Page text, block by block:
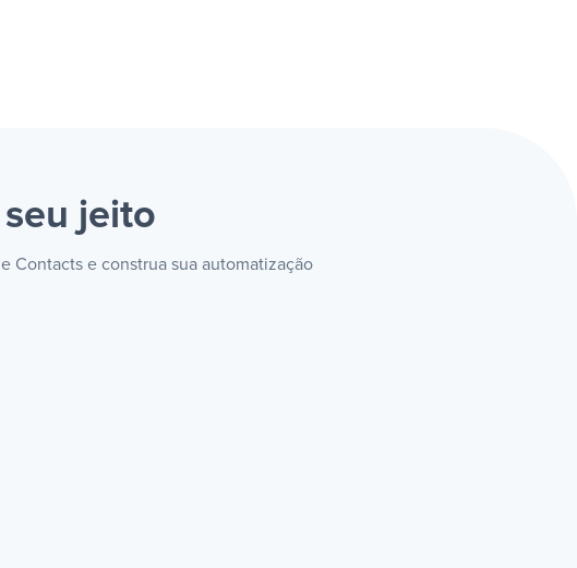
jeito
Contacts e construa sua automatização